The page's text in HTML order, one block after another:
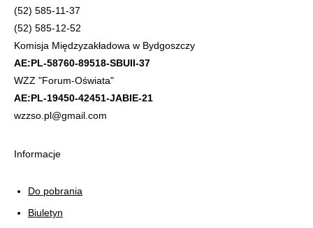
(52) 585-11-37
(52) 585-12-52
Komisja Międzyzakładowa w Bydgoszczy
AE:PL-58760-89518-SBUII-37
WZZ "Forum-Oświata"
AE:PL-19450-42451-JABIE-21
wzzso.pl@gmail.com
Informacje
Do pobrania
Biuletyn